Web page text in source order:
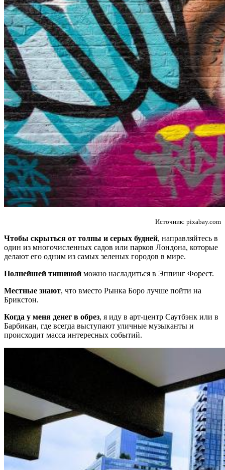
Источник: pixabay.com
Чтобы скрыться от толпы и серых будней, направляйтесь в
один из многочисленных садов или парков Лондона, которые
делают его одним из самых зеленых городов в мире.
Полнейшей тишиной можно насладиться в Эппинг Форест.
Местные знают, что вместо Рынка Боро лучше пойти на
Брикстон.
Когда у меня денег в обрез, я иду в арт-центр Саутбэнк или в
Барбикан, где всегда выступают уличные музыканты и
происходит масса интересных событий.